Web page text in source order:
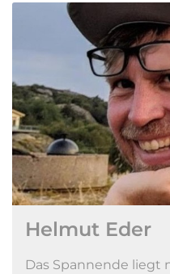
Helmut Eder
Das Spannende liegt